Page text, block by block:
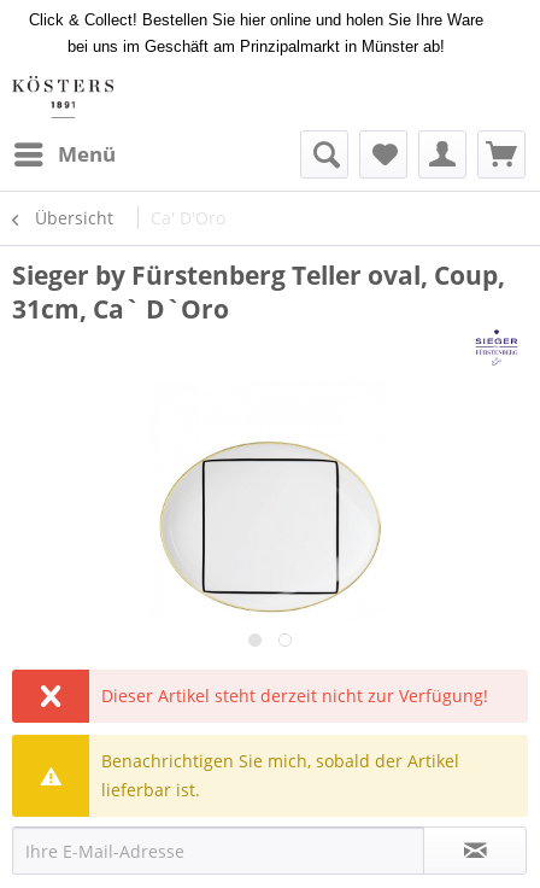
Click & Collect! Bestellen Sie hier online und holen Sie Ihre Ware
bei uns im Geschäft am Prinzipalmarkt in Münster ab!
Menü
Übersicht Ca' D'Oro
Sieger by Fürstenberg Teller oval, Coup,
31cm, Ca` D`Oro
Dieser Artikel steht derzeit nicht zur Verfügung!
Benachrichtigen Sie mich, sobald der Artikel
lieferbar ist.